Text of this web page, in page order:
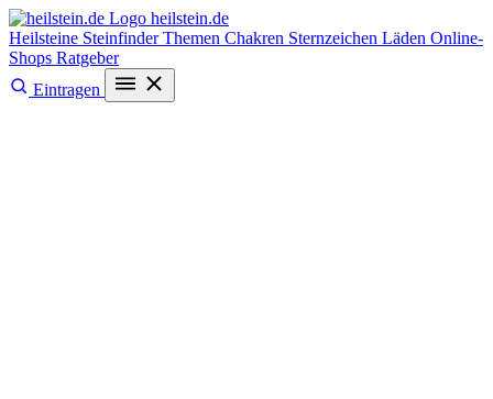
heilstein.de
Heilsteine SteinfinderThemen Chakren Sternzeichen Läden Online-
Shops Ratgeber
Eintragen